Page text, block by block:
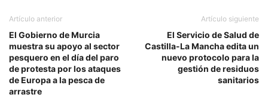
Artículo anterior
El Gobierno de Murcia
muestra su apoyo al sector
pesquero en el día del paro
de protesta por los ataques
de Europa a la pesca de
arrastre
Artículo siguiente
El Servicio de Salud de
Castilla-La Mancha edita un
nuevo protocolo para la
gestión de residuos
sanitarios